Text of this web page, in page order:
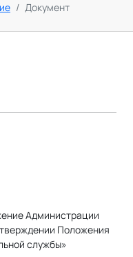
Документ
Администрации
Положения
службы»